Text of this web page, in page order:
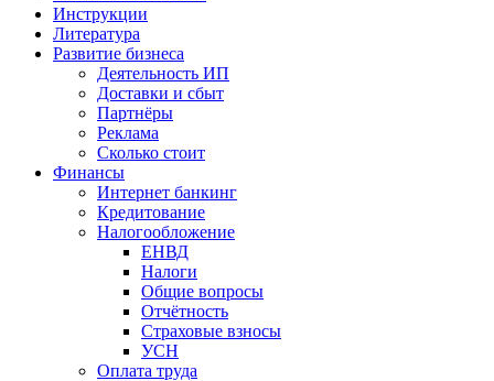
Инструкции
Литература
Развитие бизнеса
Деятельность ИП
Доставки и сбыт
Партнёры
Реклама
Сколько стоит
Финансы
Интернет банкинг
Кредитование
Налогообложение
ЕНВД
Налоги
Общие вопросы
Отчётность
Страховые взносы
УСН
Оплата труда